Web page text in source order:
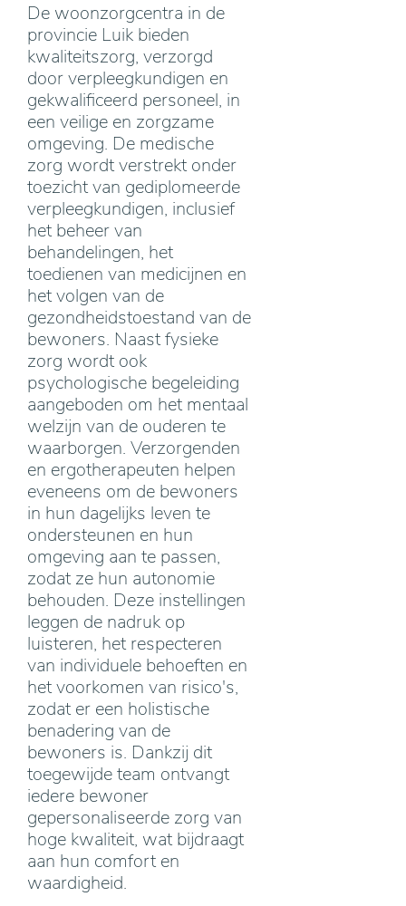
De woonzorgcentra in de
provincie Luik bieden
kwaliteitszorg, verzorgd
door verpleegkundigen en
gekwalificeerd personeel, in
een veilige en zorgzame
omgeving. De medische
zorg wordt verstrekt onder
toezicht van gediplomeerde
verpleegkundigen, inclusief
het beheer van
behandelingen, het
toedienen van medicijnen en
het volgen van de
gezondheidstoestand van de
bewoners. Naast fysieke
zorg wordt ook
psychologische begeleiding
aangeboden om het mentaal
welzijn van de ouderen te
waarborgen. Verzorgenden
en ergotherapeuten helpen
eveneens om de bewoners
in hun dagelijks leven te
ondersteunen en hun
omgeving aan te passen,
zodat ze hun autonomie
behouden. Deze instellingen
leggen de nadruk op
luisteren, het respecteren
van individuele behoeften en
het voorkomen van risico's,
zodat er een holistische
benadering van de
bewoners is. Dankzij dit
toegewijde team ontvangt
iedere bewoner
gepersonaliseerde zorg van
hoge kwaliteit, wat bijdraagt
aan hun comfort en
waardigheid.